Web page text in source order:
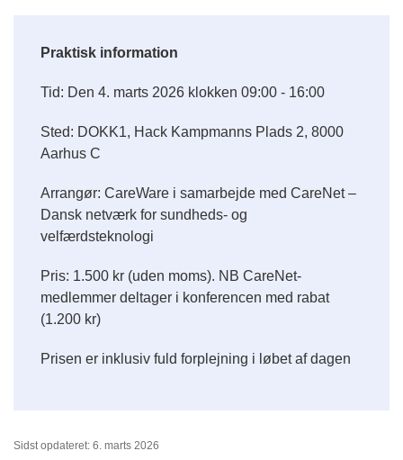
Praktisk information
Tid: Den 4. marts 2026 klokken 09:00 - 16:00
Sted: DOKK1, Hack Kampmanns Plads 2, 8000
Aarhus C
Arrangør: CareWare i samarbejde med CareNet –
Dansk netværk for sundheds- og
velfærdsteknologi
Pris: 1.500 kr (uden moms). NB CareNet-
medlemmer deltager i konferencen med rabat
(1.200 kr)
Prisen er inklusiv fuld forplejning i løbet af dagen
Sidst opdateret: 6. marts 2026